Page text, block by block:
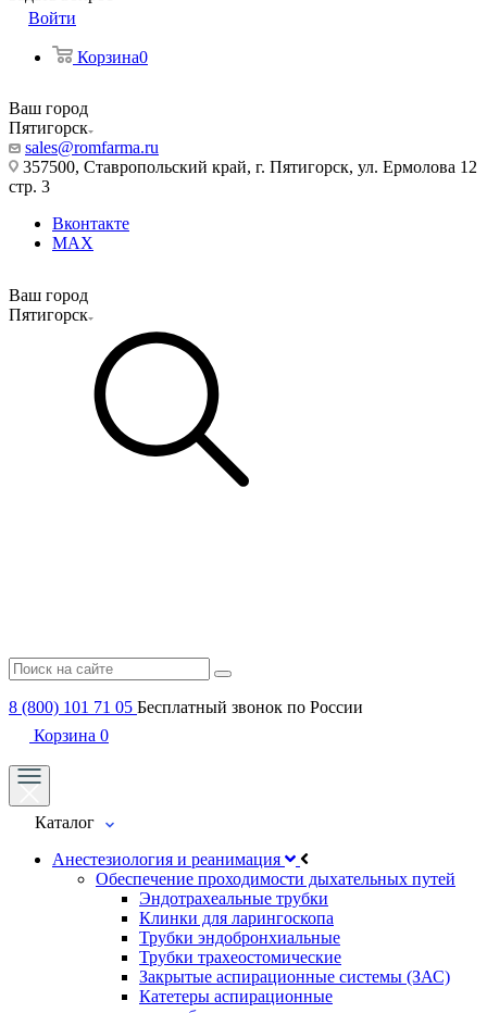
Войти
Корзина0
Ваш город
Пятигорск
sales@romfarma.ru
357500, Ставропольский край, г. Пятигорск, ул. Ермолова 12
стр. 3
Вконтакте
MAX
Ваш город
Пятигорск
8 (800) 101 71 05 Бесплатный звонок по России
Корзина 0
Каталог
Анестезиология и реанимация
Обеспечение проходимости дыхательных путей
Эндотрахеальные трубки
Клинки для ларингоскопа
Трубки эндобронхиальные
Трубки трахеостомические
Закрытые аспирационные системы (ЗАС)
Катетеры аспирационные